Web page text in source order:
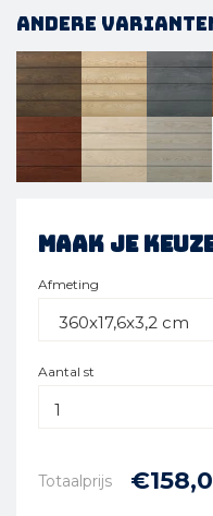
Andere
Maak je
Afmeting
Aantal st
Totaalprijs €158,